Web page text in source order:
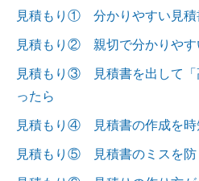
見積もり① 分かりやすい見積
見積もり② 親切で分かりやす
見積もり③ 見積書を出して「
ったら
見積もり④ 見積書の作成を時
見積もり⑤ 見積書のミスを防